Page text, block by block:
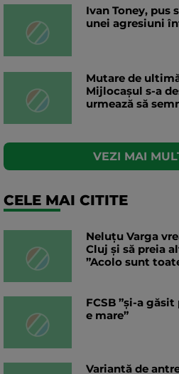
Ivan Toney, pus
unei agresiuni
Mutare de
Mijlocașul s-a
urmează să
VEZI MAI
CELE MAI CITITE
Neluțu Varga
Cluj și să preia
”Acolo sunt
FCSB ”și-a
e mare”
Variantă de